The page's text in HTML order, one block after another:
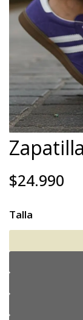
$24.990
Talla